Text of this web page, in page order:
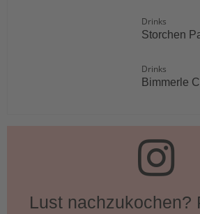
Drinks
Storchen
Drinks
Bimmerle
Lust nachzukochen?